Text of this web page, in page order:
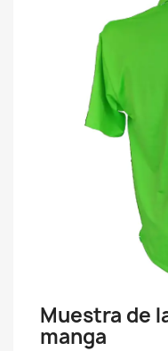
Muestra de
manga